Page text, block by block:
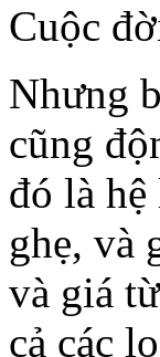
Cuộc
Nhưng
cũng
đó là
ghẹ, và
và giá
cả các